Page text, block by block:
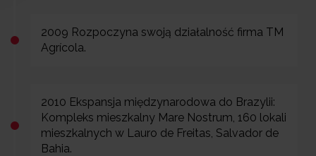
2009 Rozpoczyna swoją działalność firma TM
Agrícola.
2010 Ekspansja międzynarodowa do Brazylii:
Kompleks mieszkalny Mare Nostrum, 160 lokali
mieszkalnych w Lauro de Freitas, Salvador de
Bahia.